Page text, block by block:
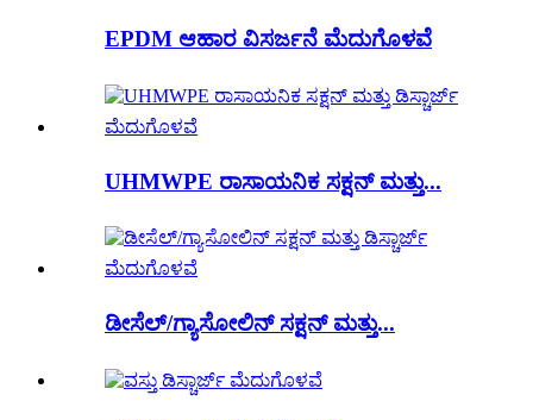
EPDM ಆಹಾರ ವಿಸರ್ಜನೆ ಮೆದುಗೊಳವೆ
UHMWPE ರಾಸಾಯನಿಕ ಸಕ್ಷನ್ ಮತ್ತು...
ಡೀಸೆಲ್/ಗ್ಯಾಸೋಲಿನ್ ಸಕ್ಷನ್ ಮತ್ತು...